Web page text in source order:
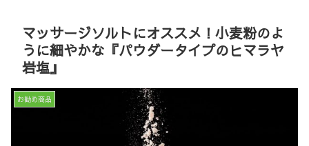
マッサージソルトにオススメ！小麦粉のよ
うに細やかな『パウダータイプのヒマラヤ
岩塩』
お勧め商品